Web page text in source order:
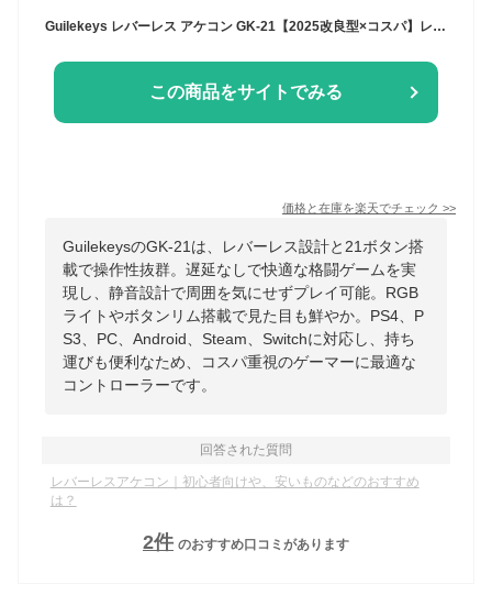
この商品をサイトでみる
価格と在庫を楽天でチェック >>
GuilekeysのGK-21は、レバーレス設計と21ボタン搭
載で操作性抜群。遅延なしで快適な格闘ゲームを実
現し、静音設計で周囲を気にせずプレイ可能。RGB
ライトやボタンリム搭載で見た目も鮮やか。PS4、P
S3、PC、Android、Steam、Switchに対応し、持ち
運びも便利なため、コスパ重視のゲーマーに最適な
コントローラーです。
回答された質問
レバーレスアケコン｜初心者向けや、安いものなどのおすすめ
は？
2件 のおすすめ口コミがあります